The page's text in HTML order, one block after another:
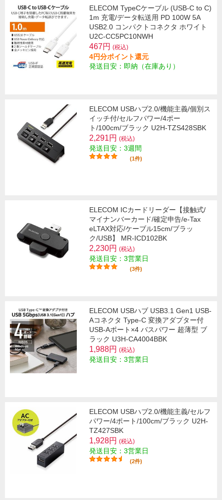
ELECOM TypeCケーブル (USB-C to C)
1m 充電/データ転送用 PD 100W 5A
USB2.0 コンパクトコネクタ ホワイト
U2C-CC5PC10NWH
467円 (税込)
4円分ポイント還元
発送目安：即納（在庫あり）
ELECOM USBハブ2.0/機能主義/個別ス
イッチ付/セルフパワー/4ポー
ト/100cm/ブラック U2H-TZS428SBK
2,291円 (税込)
発送目安：3週間
(1件)
ELECOM ICカードリーダー【接触式/
マイナンバーカード/確定申告/e-Tax
eLTAX対応/ケーブル15cm/ブラッ
ク/USB】 MR-ICD102BK
2,230円 (税込)
発送目安：3営業日
(3件)
ELECOM USBハブ USB3.1 Gen1 USB-
Aコネクタ Type-C 変換アダプター付
USB-Aポート×4 バスパワー 超薄型 ブ
ラック U3H-CA4004BBK
1,988円 (税込)
発送目安：3営業日
ELECOM USBハブ2.0/機能主義/セルフ
パワー/4ポート/100cm/ブラック U2H-
TZ427SBK
1,928円 (税込)
発送目安：3営業日
(2件)